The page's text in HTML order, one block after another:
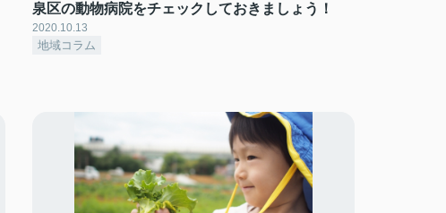
泉区の動物病院をチェックしておきましょう！
2020.10.13
地域コラム